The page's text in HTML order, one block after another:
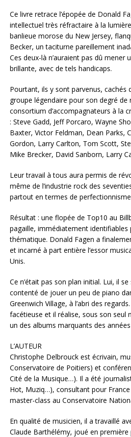
Ce livre retrace l’épopée de Donald
intellectuel très réfractaire à la
banlieue morose du New Jersey,
Becker, un taciturne pareillement
Ces deux-là n’auraient pas dû mener
brillante, avec de tels handicaps.
Pourtant, ils y sont parvenus, cachés
groupe légendaire pour son degré de
consortium d’accompagnateurs à la
: Steve Gadd, Jeff Porcaro, Wayne
Baxter, Victor Feldman, Dean Parks,
Gordon, Larry Carlton, Tom Scott,
Mike Brecker, David Sanborn, Larry
Leur travail à tous aura permis de
même de l’industrie rock des
partout en termes de
Résultat : une flopée de Top10 au
pagaille, immédiatement identifiables
thématique. Donald Fagen a
et incarné à part entière l’essor
Unis.
Ce n’était pas son plan initial. Lui, il
contenté de jouer un peu de piano
Greenwich Village, à l’abri des
facétieuse et il réalise, sous son seul
un des albums marquants des
L’AUTEUR
Christophe Delbrouck est écrivain,
Conservatoire de Poitiers) et
Cité de la Musique…). Il a été
Hot, Muziq…), consultant pour
master-class au Conservatoire
En qualité de musicien, il a travaillé
Claude Barthélémy, joué en